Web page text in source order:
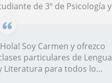
de 3º de Psicología y ADE. Me encantaría dar clases de lengua a cualquier curso. Espero poder ayudaros a muchos 😊
Soy Carmen y ofrezco
particulares de Lengua
Literatura para todos lo...